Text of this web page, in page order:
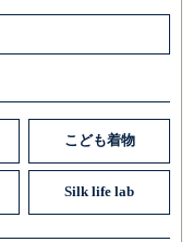
こども着物
Silk life lab